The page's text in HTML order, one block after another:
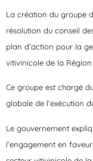
La création du groupe
résolution du conseil
plan d’action pour la
vitivinicole de la
Ce groupe est chargé
globale de l’exécution
Le gouvernement
l’engagement en